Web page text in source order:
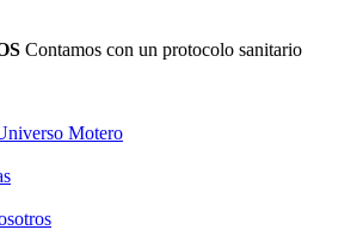
Contamos con un protocolo sanitario
Motero